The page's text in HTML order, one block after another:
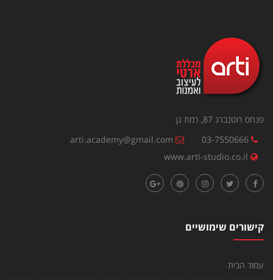
פנחס רוטנברג 87, רמת גן
03-7550666
arti.academy@gmail.com
www.arti-studio.co.il
קישורים שימושיים
עמוד הבית